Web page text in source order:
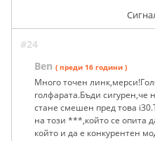
#24
Ben ( преди 16 години )
Много точен
голфарата.Бъди сигурен,че
стане смешен пред това
на този ***,който се опита
който и да е конкурентен